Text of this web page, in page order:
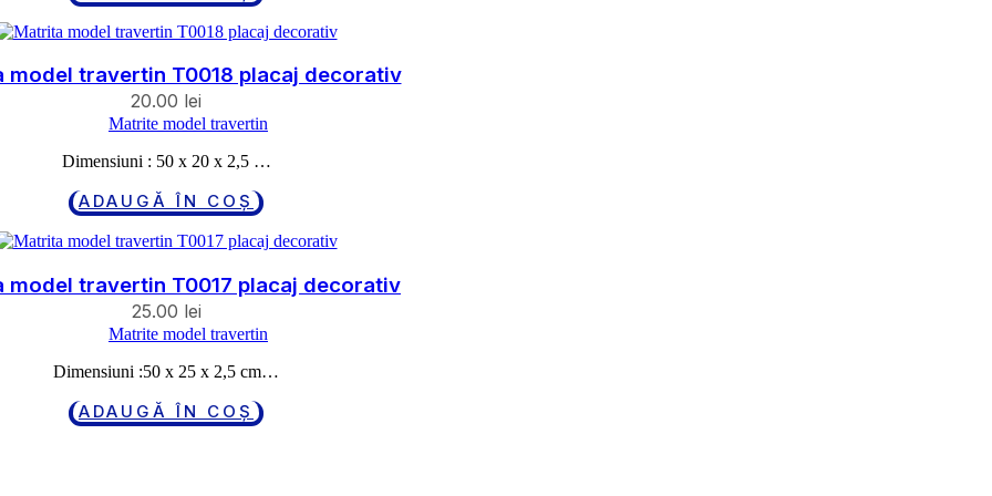
model travertin T0018 placaj decorativ
20.00 lei
Matrite model travertin
Dimensiuni : 50 x 20 x 2,5 …
ADAUGĂ ÎN COȘ
model travertin T0017 placaj decorativ
25.00 lei
Matrite model travertin
Dimensiuni :50 x 25 x 2,5 cm…
ADAUGĂ ÎN COȘ